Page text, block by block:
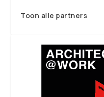
Toon alle partners